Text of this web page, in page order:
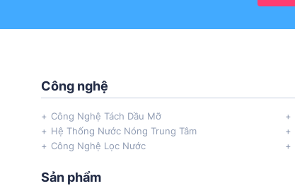
Công nghệ
Công Nghệ Tách Dầu Mỡ
Hệ Thống Nước Nóng Trung Tâm
Công Nghệ Lọc Nước
Sản phẩm